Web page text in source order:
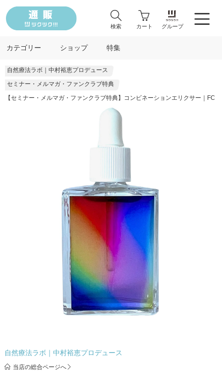
検索 カート グループ
カテゴリー ショップ 特集
自然療法ラボ｜中村裕恵プロデュース
セミナー・メルマガ・ファンクラブ特典
【セミナー・メルマガ・ファンクラブ特典】コンビネーションエリクサー｜FC
自然療法ラボ｜中村裕恵プロデュース
当店の総合ページへ